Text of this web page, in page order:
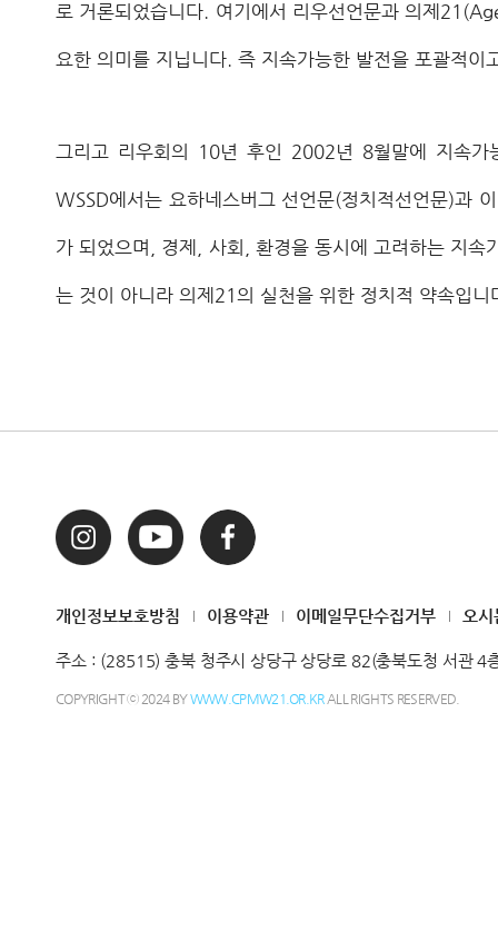
로 거론되었습니다. 여기에서 리우선언문과 의제
요한 의미를 지닙니다. 즉 지속가능한 발전을 포괄적
그리고 리우회의 10년 후인 2002년 8월말에 지속
WSSD에서는 요하네스버그 선언문(정치적선언문)과
가 되었으며, 경제, 사회, 환경을 동시에 고려하는 지
는 것이 아니라 의제21의 실천을 위한 정치적 약속입니
개인정보보호방침 이용약관 이메일무단수집거부 오
주소 : (28515) 충북 청주시 상당구 상당로 82(충북도청 서관 4
COPYRIGHT ⓒ 2024 BYWWW.CPMW21.OR.KRALL RIGHTS RESERVED.